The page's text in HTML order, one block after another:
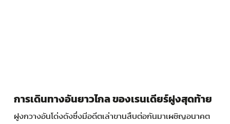
การเดินทางอันยาวไกล ของเรนเดียร์ฝูงสุดท้าย
ฝูงกวางอันโด่งดังซึ่งมีอดีตเล่าขานสืบต่อกันมาเผชิญอนาคต